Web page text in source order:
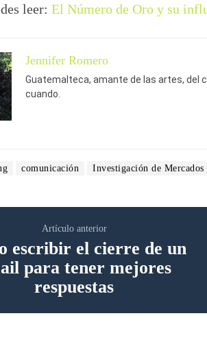
leer: El Número de Oro y su
Jennifer Romero
Guatemalteca, amante de las artes, del
cuando.
comunicación Investigación de Mercados
Artículo anterior
escribir el cierre de un
para tener mejores
respuestas